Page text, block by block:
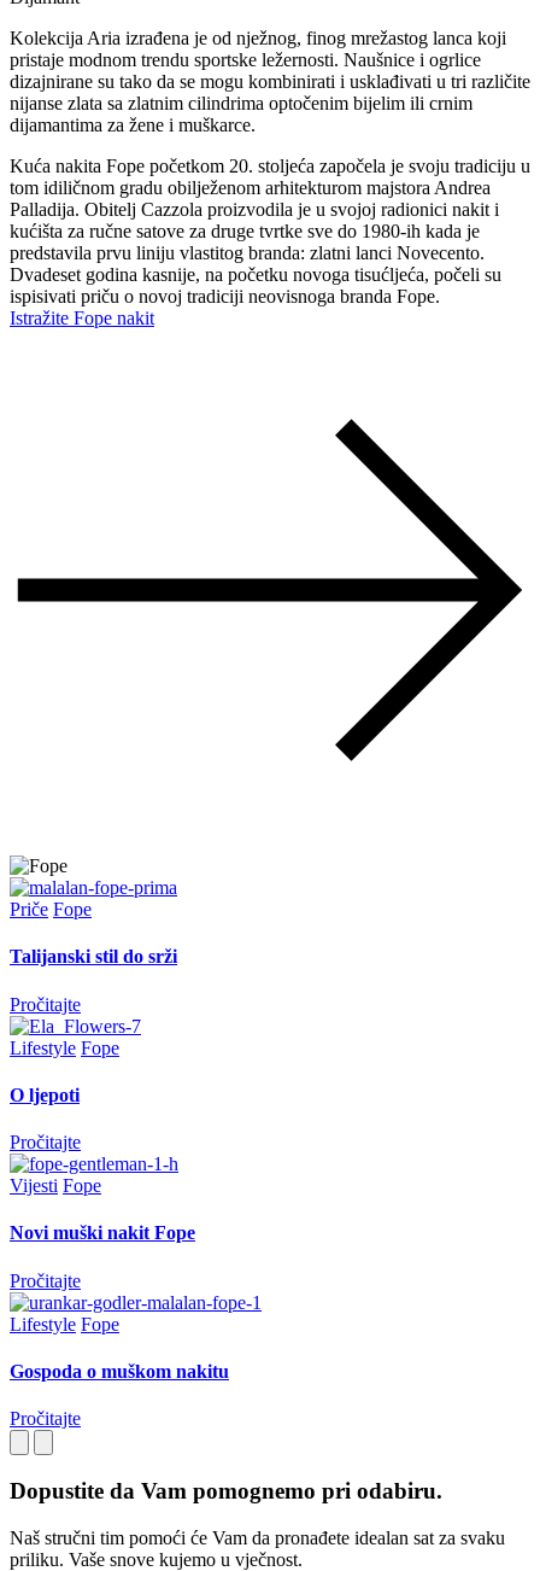
Kolekcija Aria izrađena je od nježnog, finog mrežastog lanca koji
pristaje modnom trendu sportske ležernosti. Naušnice i ogrlice
dizajnirane su tako da se mogu kombinirati i usklađivati u tri različite
nijanse zlata sa zlatnim cilindrima optočenim bijelim ili crnim
dijamantima za žene i muškarce.
Kuća nakita Fope početkom 20. stoljeća započela je svoju tradiciju u
tom idiličnom gradu obilježenom arhitekturom majstora Andrea
Palladija. Obitelj Cazzola proizvodila je u svojoj radionici nakit i
kućišta za ručne satove za druge tvrtke sve do 1980-ih kada je
predstavila prvu liniju vlastitog branda: zlatni lanci Novecento.
Dvadeset godina kasnije, na početku novoga tisućljeća, počeli su
ispisivati priču o novoj tradiciji neovisnoga branda Fope.
Istražite Fope nakit
Priče Fope
Talijanski stil do srži
Pročitajte
Lifestyle Fope
O ljepoti
Pročitajte
Vijesti Fope
Novi muški nakit Fope
Pročitajte
Lifestyle Fope
Gospoda o muškom nakitu
Pročitajte
Dopustite da Vam pomognemo pri odabiru.
Naš stručni tim pomoći će Vam da pronađete idealan sat za svaku
priliku. Vaše snove kujemo u vječnost.